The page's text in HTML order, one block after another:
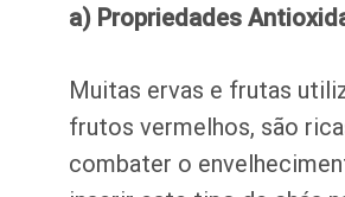
a) Propriedades
Muitas ervas e frutas
frutos vermelhos, são
combater o